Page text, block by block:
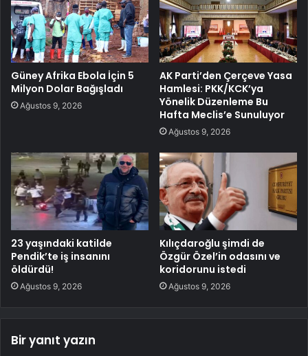
Güney Afrika Ebola İçin 5
Milyon Dolar Bağışladı
Ağustos 9, 2026
AK Parti’den Çerçeve Yasa
Hamlesi: PKK/KCK’ya
Yönelik Düzenleme Bu
Hafta Meclis’e Sunuluyor
Ağustos 9, 2026
23 yaşındaki katilde
Pendik’te iş insanını
öldürdü!
Ağustos 9, 2026
Kılıçdaroğlu şimdi de
Özgür Özel’in odasını ve
koridorunu istedi
Ağustos 9, 2026
Bir yanıt yazın